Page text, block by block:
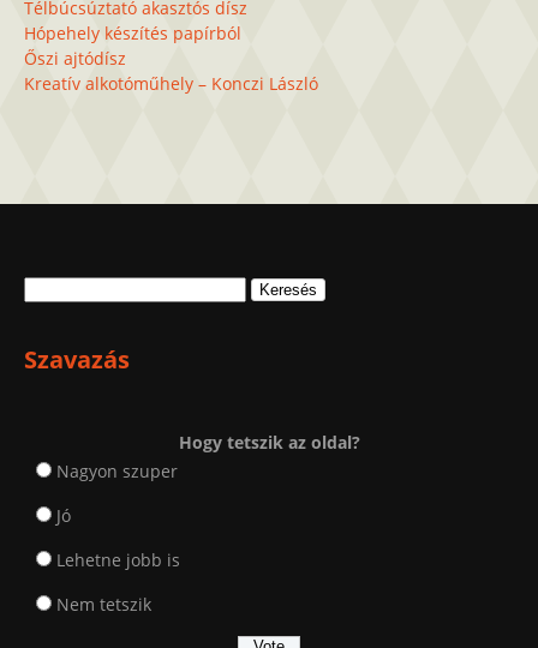
Télbúcsúztató akasztós dísz
Hópehely készítés papírból
Őszi ajtódísz
Kreatív alkotóműhely – Konczi László
Szavazás
Hogy tetszik az oldal?
Nagyon szuper
Jó
Lehetne jobb is
Nem tetszik